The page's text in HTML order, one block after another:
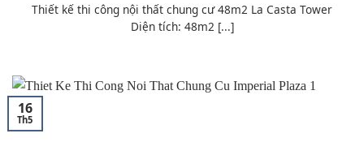
Thiết kế thi công nội thất chung cư 48m2 La Casta Tower
Diện tích: 48m2 [...]
16
Th5